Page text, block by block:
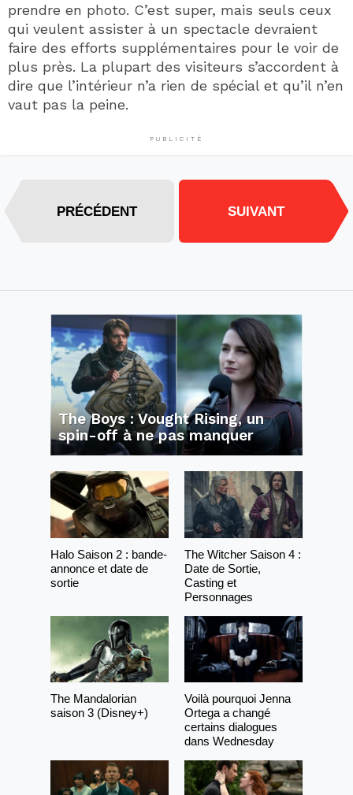
prendre en photo. C’est super, mais seuls ceux
qui veulent assister à un spectacle devraient
faire des efforts supplémentaires pour le voir de
plus près. La plupart des visiteurs s’accordent à
dire que l’intérieur n’a rien de spécial et qu’il n’en
vaut pas la peine.
PUBLICITÉ
PRÉCÉDENT SUIVANT
The Boys : Vought Rising, un
spin-off à ne pas manquer
Halo Saison 2 : bande-
annonce et date de
sortie
The Witcher Saison 4 :
Date de Sortie,
Casting et
Personnages
The Mandalorian
saison 3 (Disney+)
Voilà pourquoi Jenna
Ortega a changé
certains dialogues
dans Wednesday